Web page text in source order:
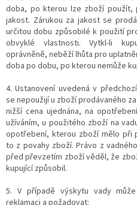
doba, po kterou lze zboží použít,
jakost. Zárukou za jakost se
určitou dobu způsobilé k použití
obvyklé vlastnosti. Vytkl-li
oprávněně, neběží lhůta pro
doba po dobu, po kterou nemůže
4. Ustanovení uvedená v
se nepoužijí u zboží prodávaného
nižší cena ujednána, na
užíváním, u použitého zboží na
opotřebení, kterou zboží mělo při
to z povahy zboží. Právo z
před převzetím zboží věděl, že
kupující způsobil.
5. V případě výskytu vady
reklamaci a požadovat: